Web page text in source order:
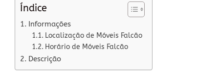
Índice
Informações
Localização de Móveis Falcão
Horário de Móveis Falcão
Descrição